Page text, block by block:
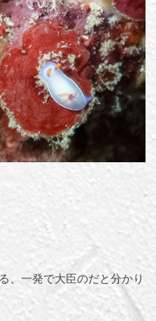
、一発で大臣のだと分かり